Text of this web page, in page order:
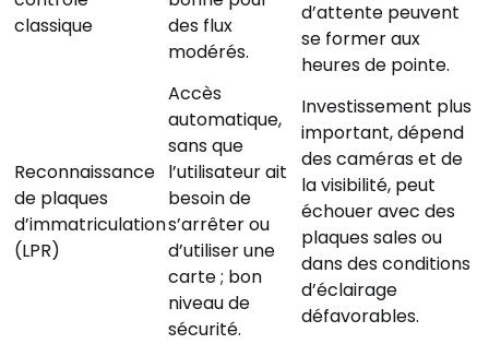
classique
des flux
modérés.
d’attente peuvent
se former aux
heures de pointe.
Reconnaissance
de plaques
d’immatriculation
(LPR)
Accès
automatique,
sans que
l’utilisateur ait
besoin de
s’arrêter ou
d’utiliser une
carte ; bon
niveau de
sécurité.
Investissement plus
important, dépend
des caméras et de
la visibilité, peut
échouer avec des
plaques sales ou
dans des conditions
d’éclairage
défavorables.